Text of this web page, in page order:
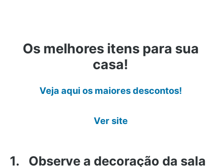
Os melhores itens para sua
casa!
Veja aqui os maiores descontos!
Ver site
1. Observe a decoração da sala